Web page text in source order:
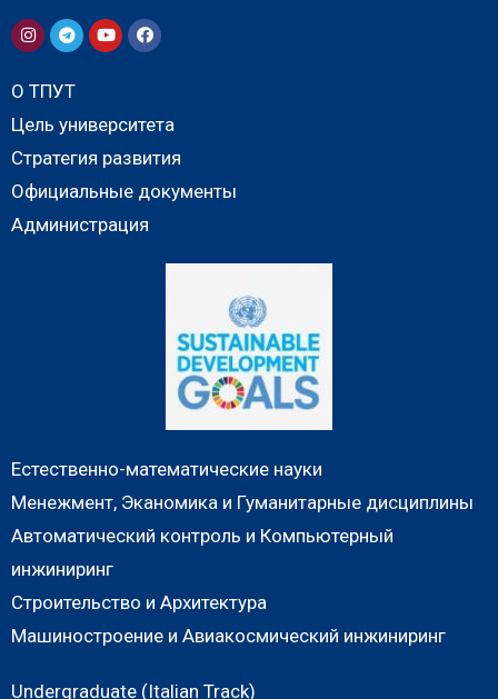
О ТПУТ
Цель университета
Стратегия развития
Официальные документы
Администрация
Естественно-математические науки
Менежмент, Эканомика и Гуманитарные дисциплины
Автоматический контроль и Компьютерный
инжиниринг
Строительство и Архитектура
Машиностроение и Авиакосмический инжиниринг
Undergraduate (Italian Track)